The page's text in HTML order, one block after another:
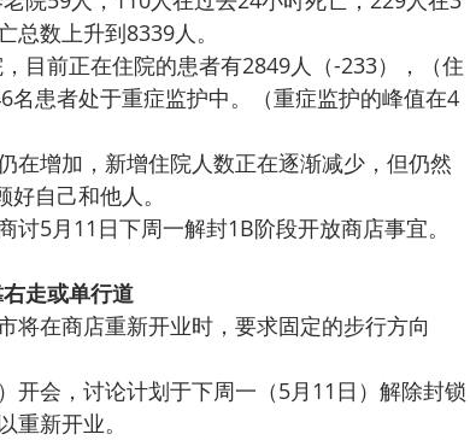
数上升到8339人。
目前正在住院的患者有2849人（-233），（住
患者处于重症监护中。（重症监护的峰值在4
在增加，新增住院人数正在逐渐减少，但仍然
自己和他人。
5月11日下周一解封1B阶段开放商店事宜。
走或单行道
将在商店重新开业时，要求固定的步行方向
开会，讨论计划于下周一（5月11日）解除封锁
新开业。